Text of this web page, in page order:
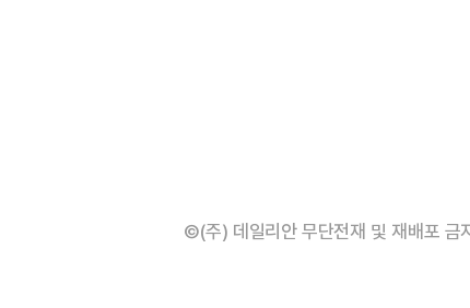
©(주) 데일리안 무단전재 및 재배포 금